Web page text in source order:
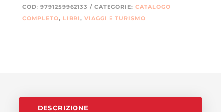
VIANDANTE
QUANTITÀ
COD: 9791259962133 CATEGORIE: CATALOGO
COMPLETO, LIBRI, VIAGGI E TURISMO
DESCRIZIONE